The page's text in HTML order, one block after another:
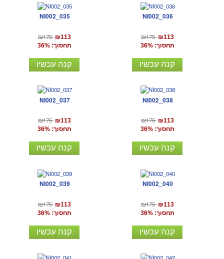
NI002_035
₪175 ₪113
תחסוך: 36%
קנה עכשיו
NI002_036
₪175 ₪113
תחסוך: 36%
קנה עכשיו
NI002_037
₪175 ₪113
תחסוך: 36%
קנה עכשיו
NI002_038
₪175 ₪113
תחסוך: 36%
קנה עכשיו
NI002_039
₪175 ₪113
תחסוך: 36%
קנה עכשיו
NI002_040
₪175 ₪113
תחסוך: 36%
קנה עכשיו